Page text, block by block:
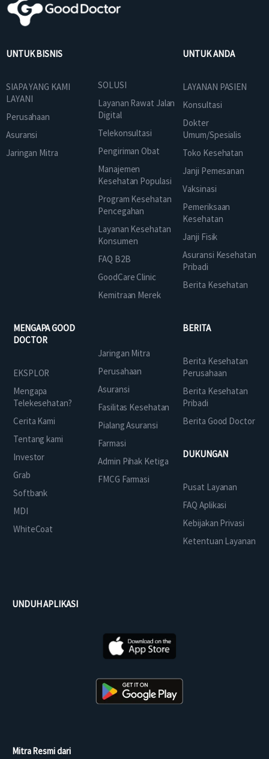
UNTUK BISNIS
SIAPA YANG KAMI
LAYANI
Perusahaan
Asuransi
Jaringan Mitra
SOLUSI
Layanan Rawat Jalan
Digital
Telekonsultasi
Pengiriman Obat
Manajemen
Kesehatan Populasi
Program Kesehatan
Pencegahan
Layanan Kesehatan
Konsumen
FAQ B2B
GoodCare Clinic
Kemitraan Merek
UNTUK ANDA
LAYANAN PASIEN
Konsultasi
Dokter
Umum/Spesialis
Toko Kesehatan
Janji Pemesanan
Vaksinasi
Pemeriksaan
Kesehatan
Janji Fisik
Asuransi Kesehatan
Pribadi
Berita Kesehatan
MENGAPA GOOD
DOCTOR
EKSPLOR
Mengapa
Telekesehatan?
Cerita Kami
Tentang kami
Investor
Grab
Softbank
MDI
WhiteCoat
Jaringan Mitra
Perusahaan
Asuransi
Fasilitas Kesehatan
Pialang Asuransi
Farmasi
Admin Pihak Ketiga
FMCG Farmasi
BERITA
Berita Kesehatan
Perusahaan
Berita Kesehatan
Pribadi
Berita Good Doctor
DUKUNGAN
Pusat Layanan
FAQ Aplikasi
Kebijakan Privasi
Ketentuan Layanan
UNDUH APLIKASI
Mitra Resmi dari